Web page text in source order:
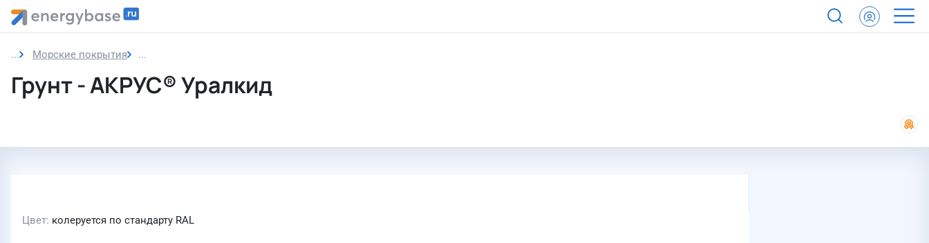
Морские покрытия Грунт
Грунт - АКРУС® Уралкид
Цвет колеруется по стандарту RAL